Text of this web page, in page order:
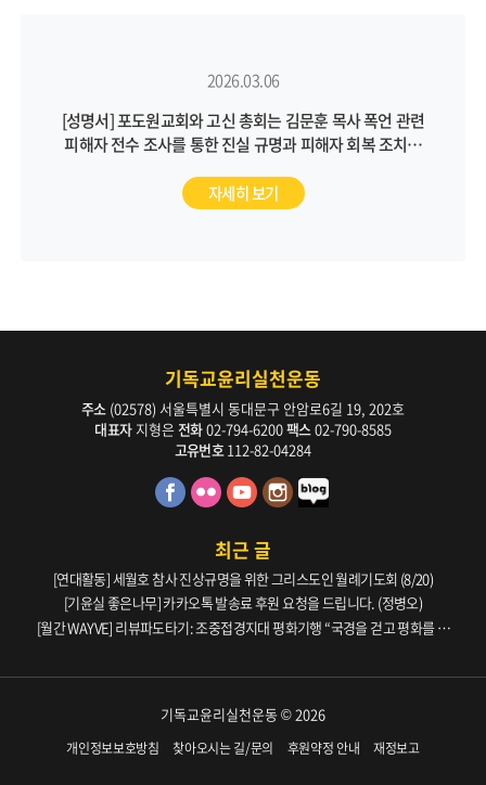
2026.03.06
[성명서] 포도원교회와 고신 총회는 김문훈 목사 폭언 관련
피해자 전수 조사를 통한 진실 규명과 피해자 회복 조치를
자세히 보기
기독교윤리실천운동
주소 (02578) 서울특별시 동대문구 안암로6길 19, 202호
대표자지형은 전화02-794-6200팩스 02-790-8585
고유번호 112-82-04284
최근 글
[연대활동] 세월호 참사 진상규명을 위한 그리스도인 월례기도회 (8/20)
[기윤실 좋은나무] 카카오톡 발송료 후원 요청을 드립니다. (정병오)
[월간 WAYVE] 리뷰파도타기: 조중접경지대 평화기행 “국경을 걷고 평화를 생
기독교윤리실천운동 © 2026
개인정보보호방침 찾아오시는 길/문의 후원약정 안내 재정보고